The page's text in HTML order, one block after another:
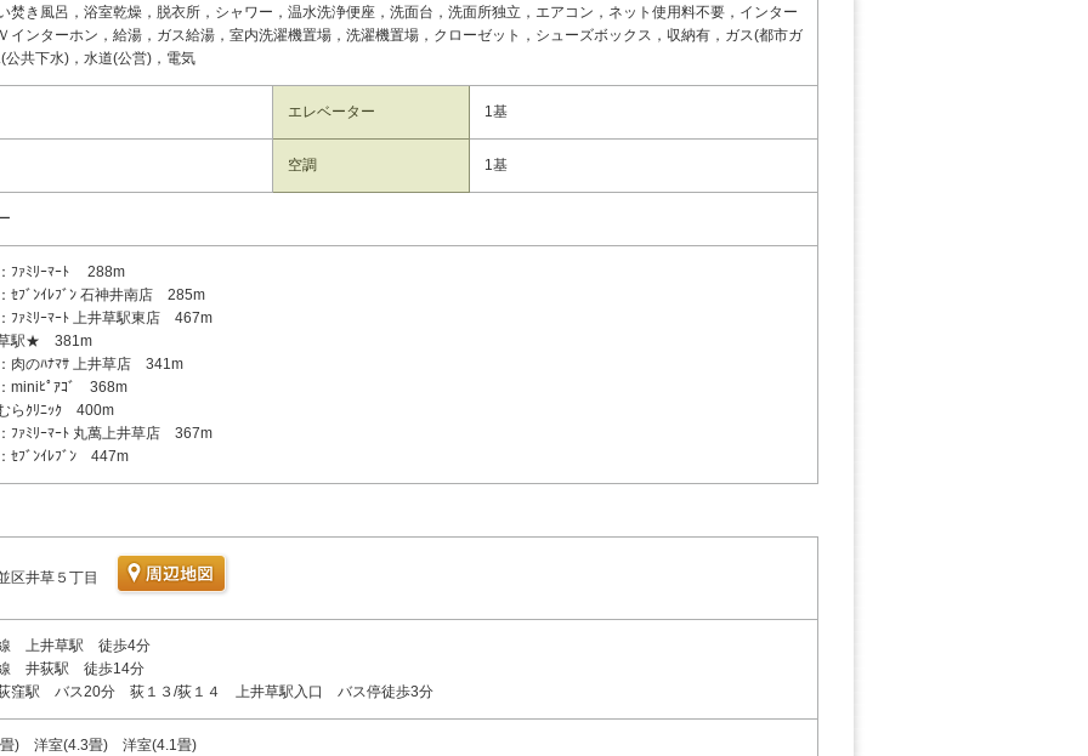
焚き風呂，浴室乾燥，脱衣所，シャワー，温水洗浄便座，洗面台，洗面所独立，エアコン，ネット使用料不要，インター
インターホン，給湯，ガス給湯，室内洗濯機置場，洗濯機置場，クローゼット，シューズボックス，収納有，ガス(都市ガ
公共下水)，水道(公営)，電気
エレベーター 1基
空調 1基
ﾌｧﾐﾘｰﾏｰﾄ 288m
ｾﾌﾞﾝｲﾚﾌﾞﾝ 石神井南店 285m
ﾌｧﾐﾘｰﾏｰﾄ 上井草駅東店 467m
草駅★ 381m
肉のﾊﾅﾏｻ 上井草店 341m
miniﾋﾟｱｺﾞ 368m
らｸﾘﾆｯｸ 400m
ﾌｧﾐﾘｰﾏｰﾄ 丸萬上井草店 367m
ｾﾌﾞﾝｲﾚﾌﾞﾝ 447m
区井草５丁目
上井草駅 徒歩4分
井荻駅 徒歩14分
窪駅 バス20分 荻１３/荻１４ 上井草駅入口 バス停徒歩3分
畳) 洋室(4.3畳) 洋室(4.1畳)